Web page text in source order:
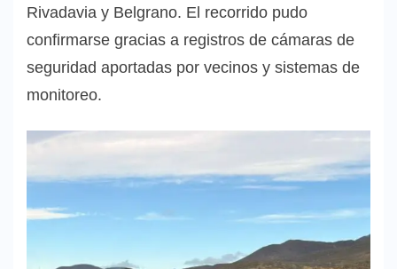
Rivadavia y Belgrano. El recorrido pudo
confirmarse gracias a registros de cámaras de
seguridad aportadas por vecinos y sistemas de
monitoreo.